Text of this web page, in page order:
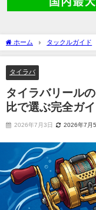
ホーム タックルガイド
番手とギア比で選ぶ完全ガイド
タイラバ
タイラバリール
比で選ぶ完全ガ
2026年7月3日 2026年7月5